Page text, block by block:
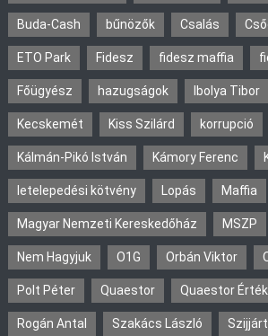
Buda-Cash bűnözők Csalás
ETO Park Fidesz fidesz maffia
Főügyész hazugságok Ibolya Tibor
Kecskemét Kiss Szilárd korrupció
Kálmán-Pikó István Kámory Ferenc
letelepedési kötvény Lopás Maffia
Magyar Nemzeti Kereskedőház MSZP
Nem Hagyjuk O1G Orbán Viktor
Polt Péter Quaestor Quaestor
Rogán Antal Szakács László